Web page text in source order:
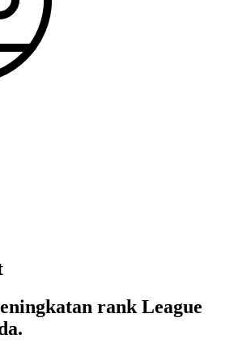
rank League